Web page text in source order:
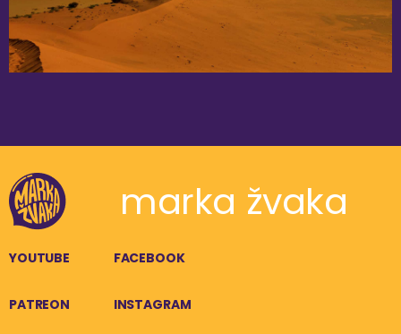
marka žvaka
YOUTUBE FACEBOOK
PATREON INSTAGRAM